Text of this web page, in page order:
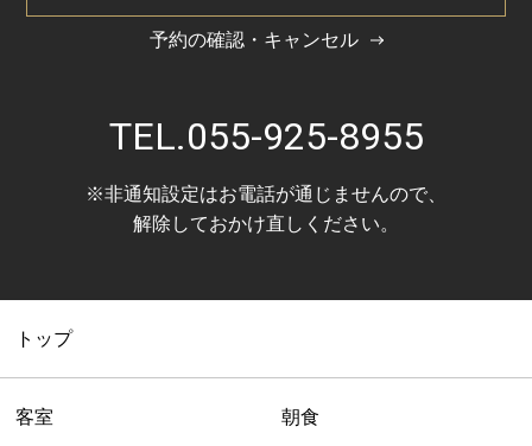
予約の確認・キャンセル
TEL.055-925-8955
※非通知設定はお電話が通じませんので、
解除しておかけ直しください。
トップ
客室 朝食